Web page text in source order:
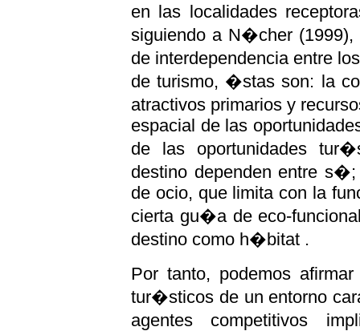
en las localidades
siguiendo a N�cher (1999),
de interdependencia entre
de turismo, �stas son: la
atractivos primarios y
espacial de las
de las oportunidades
destino dependen entre
de ocio, que limita con la
cierta gu�a de eco-
destino como h�bitat .
Por tanto, podemos
tur�sticos de un entorno
agentes competitivos